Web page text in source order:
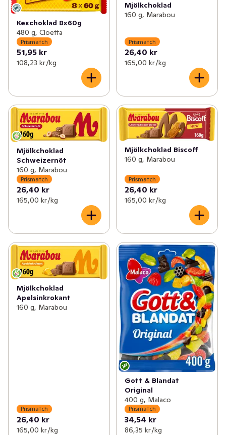
✓ Prismatch: Dryck (33)
✓ Prismatch: Mejeri, Ost & Juice
✓ Prismatch: Kött & Chark
Prismatch: Skafferi (77)
✓ Prismatch: Färdigmat & Mellanmål (44)
✓ Prismatch: Hem & Hushåll
✓ Prismatch: Glass, Godis & Snacks
✓ Prismatch: Hälsa & Skönhet (64)
✓ Prismatch: Glass (10)
Kexchoklad 8x60g
480 g, Cloetta
Prismatch
51,95 kr
108,23 kr /kg
Mjölkchoklad
160 g, Marabou
Prismatch
26,40 kr
165,00 kr /kg
Mjölkchoklad
Schweizernöt
160 g, Marabou
Prismatch
26,40 kr
165,00 kr /kg
Mjölkchoklad Biscoff
160 g, Marabou
Prismatch
26,40 kr
165,00 kr /kg
Mjölkchoklad
Apelsinkrokant
160 g, Marabou
Prismatch
26,40 kr
165,00 kr /kg
Gott & Blandat
Original
400 g, Malaco
Prismatch
34,54 kr
86,35 kr /kg